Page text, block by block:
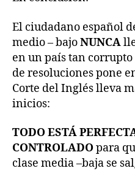
El ciudadano español
medio – bajoNUNCA
en un país tan corrupto
de resoluciones pone
Corte del Inglés lleva
inicios:
TODO ESTÁ
CONTROLADOpara
clase media –baja se